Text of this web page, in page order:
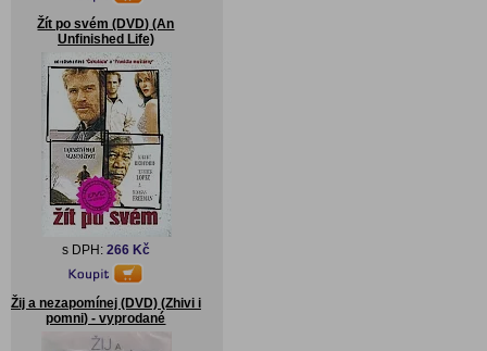
Žít po svém (DVD) (An
Unfinished Life)
s DPH: 266 Kč
Žij a nezapomínej (DVD) (Zhivi i
pomni) - vyprodané